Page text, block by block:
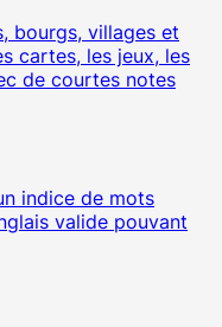
bourgs, villages et
cartes, les jeux, les
de courtes notes
indice de mots
valide pouvant